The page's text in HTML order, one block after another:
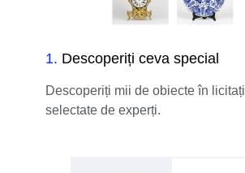
1. Descoperiți ceva special
Descoperiți mii de obiecte în
selectate de experți.